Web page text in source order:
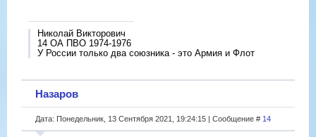
Николай Викторович
14 ОА ПВО 1974-1976
У России только два союзника - это Армия и Флот
Назаров
Дата: Понедельник, 13 Сентября 2021, 19:24:15 | Сообщение # 14